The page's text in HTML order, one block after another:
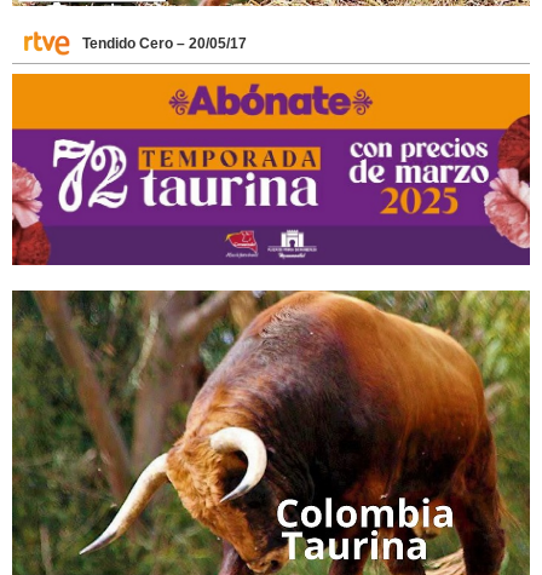
Tendido Cero – 20/05/17